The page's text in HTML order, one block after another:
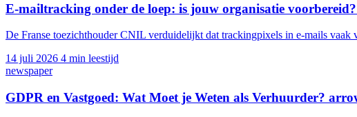
E-mailtracking onder de loep: is jouw organisatie voorbereid?
De Franse toezichthouder CNIL verduidelijkt dat trackingpixels in e-mails vaak
14 juli 2026 4 min leestijd
newspaper
GDPR en Vastgoed: Wat Moet je Weten als Verhuurder?